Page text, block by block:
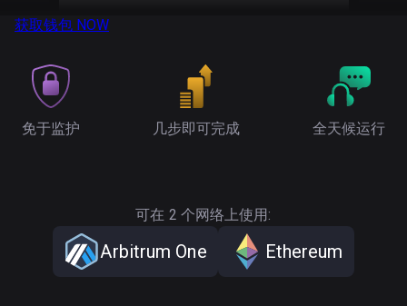
获取钱包 NOW
免于监护 几步即可完成 全天候运行
可在 2 个网络上使用:
Arbitrum One Ethereum